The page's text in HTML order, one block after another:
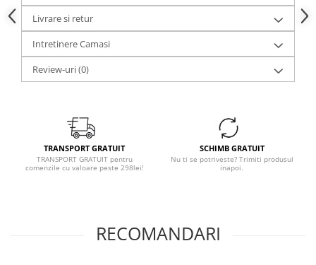
Livrare si retur
Intretinere Camasi
Review-uri(0)
TRANSPORT GRATUIT
TRANSPORT GRATUIT pentru
comenzile cu valoare peste 298lei!
SCHIMB GRATUIT
Nu ti se potriveste? Trimiti produsul
inapoi.
RECOMANDARI